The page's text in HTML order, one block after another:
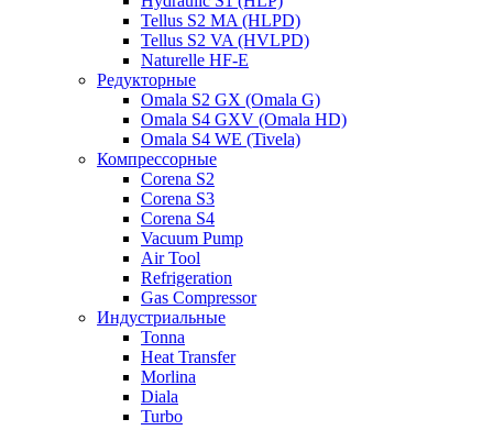
Tellus S2 MA (HLPD)
Tellus S2 VA (HVLPD)
Naturelle HF-E
Редукторные
Omala S2 GX (Omala G)
Omala S4 GXV (Omala HD)
Omala S4 WE (Tivela)
Компрессорные
Corena S2
Corena S3
Corena S4
Vacuum Pump
Air Tool
Refrigeration
Gas Compressor
Индустриальные
Tonna
Heat Transfer
Morlina
Diala
Turbo